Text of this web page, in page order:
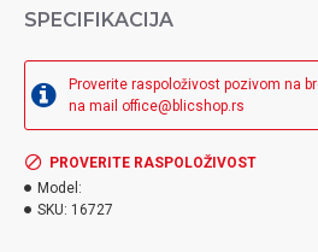
Proverite raspoloživost pozivom na
na mail office@blicshop.rs
SPECIFIKACIJA
PROVERITE RASPOLOŽIVOST
Model:
SKU: 16727